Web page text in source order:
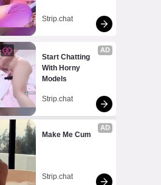
Strip.chat
AD
Start Chatting
With Horny
Models
Strip.chat
AD
Make Me Cum
Strip.chat